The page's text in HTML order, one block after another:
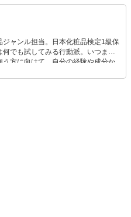
ジャンル担当。日本化粧品検定1級保
でも試してみる行動派。いつまで
う方に向けて、自分の経験や成分か